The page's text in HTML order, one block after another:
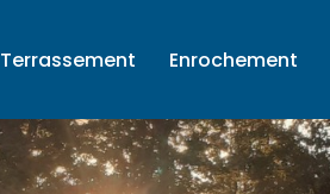
Terrassement Enrochement